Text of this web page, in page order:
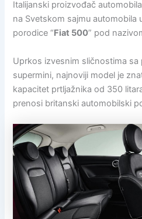
Italijanski proizvođač
na Svetskom sajmu automobila
porodice “Fiat 500” pod
Uprkos izvesnim sličnostima sa
supermini, najnoviji model je
kapacitet prtljažnika od 350
prenosi britanski automobilski